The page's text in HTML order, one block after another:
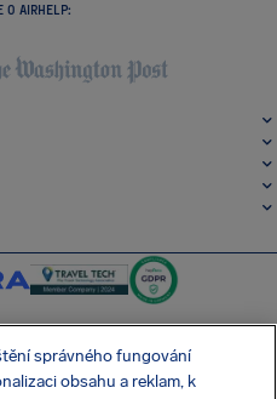
O AIRHELP:
SocialInstagram
SocialLinkedin
správného fungování
obsahu a reklam, k